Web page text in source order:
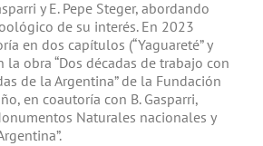
y E. Pepe Steger, abordando
de su interés. En 2023
en dos capítulos (“Yaguareté” y
la obra “Dos décadas de trabajo con
de la Argentina” de la Fundación
en coautoría con B. Gasparri,
Naturales nacionales y